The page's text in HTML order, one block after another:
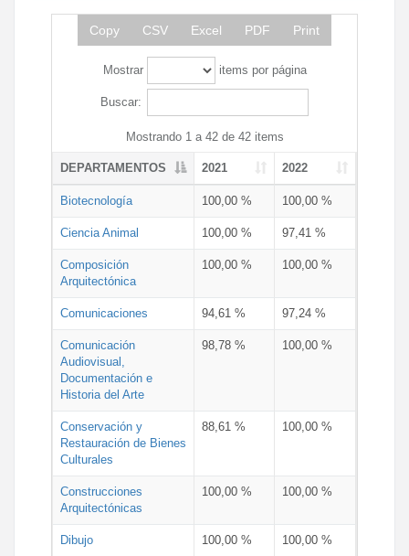
Copy CSV Excel PDF Print
Mostrar items por página
Buscar:
Mostrando 1 a 42 de 42 items
DEPARTAMENTOS 2021 2022
Biotecnología 100,00 % 100,00 %
Ciencia Animal 100,00 % 97,41 %
Composición
Arquitectónica
100,00 % 100,00 %
Comunicaciones 94,61 % 97,24 %
Comunicación
Audiovisual,
Documentación e
Historia del Arte
98,78 % 100,00 %
Conservación y
Restauración de Bienes
Culturales
88,61 % 100,00 %
Construcciones
Arquitectónicas
100,00 % 100,00 %
Dibujo 100,00 % 100,00 %